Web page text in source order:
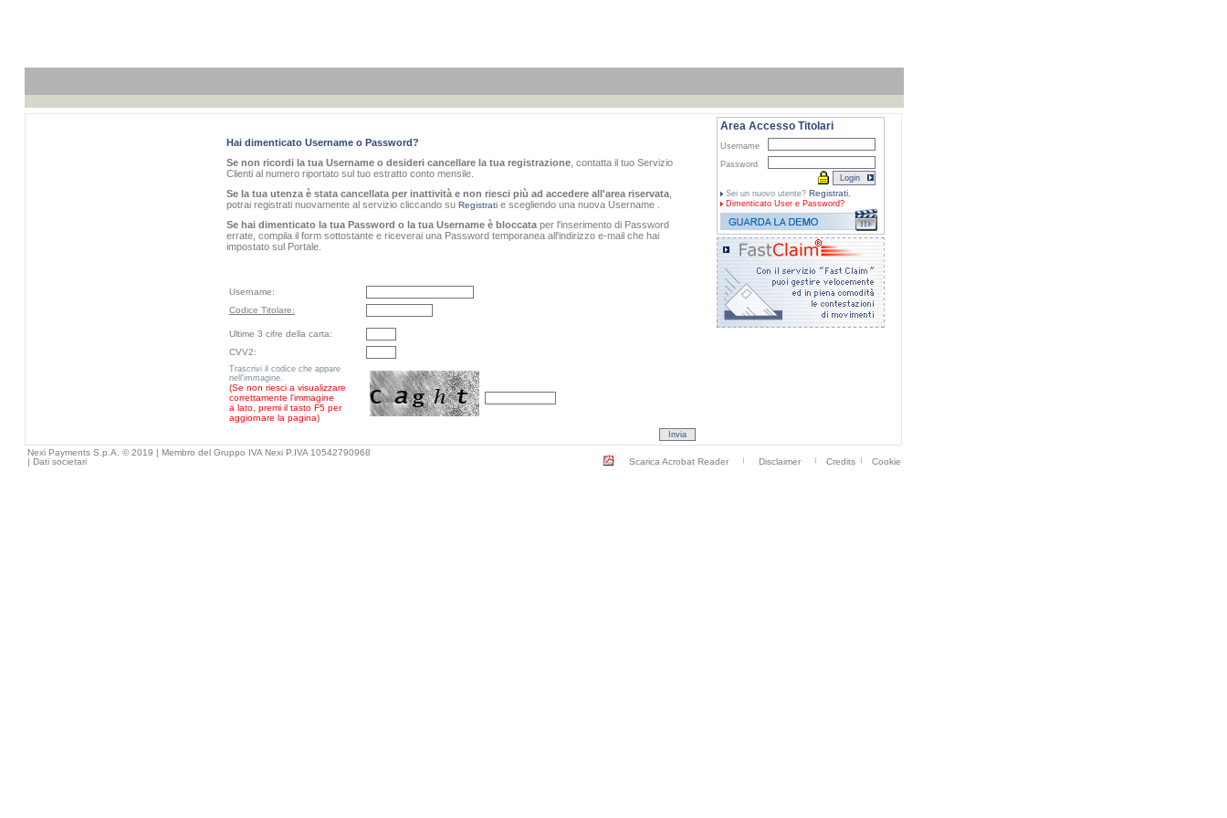
Hai dimenticato Username o Password?
Se non ricordi la tua Username o desideri cancellare la tua registrazione, contatta il tuo Servizio
Clienti al numero riportato sul tuo estratto conto mensile.
Se la tua utenza è stata cancellata per inattività e non riesci più ad accedere all'area riservata,
potrai registrati nuovamente al servizio cliccando su Registratie scegliendo una nuova Username .
Se hai dimenticato la tua Password o la tua Username è bloccataper l'inserimento di Password
errate, compila il form sottostante e riceverai una Password temporanea all'indirizzo e-mail che hai
impostato sul Portale.
Username:
Codice Titolare:
Ultime 3 cifre della carta:
CVV2:
Trascrivi il codice che appare
nell'immagine.
(Se non riesci a visualizzare
correttamente l'immagine
a lato, premi il tasto F5 per
aggiornare la pagina)
Area Accesso Titolari
Username
Password
Sei un nuovo utente? Registrati.
Dimenticato User e Password?
Nexi Payments S.p.A. © 2019 | Membro del Gruppo IVA Nexi P.IVA 10542790968
| Dati societari Scarica Acrobat Reader Disclaimer Credits Cookie